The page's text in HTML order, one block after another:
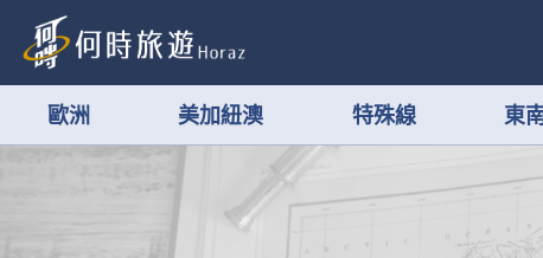
歐洲 美加紐澳 特殊線 東